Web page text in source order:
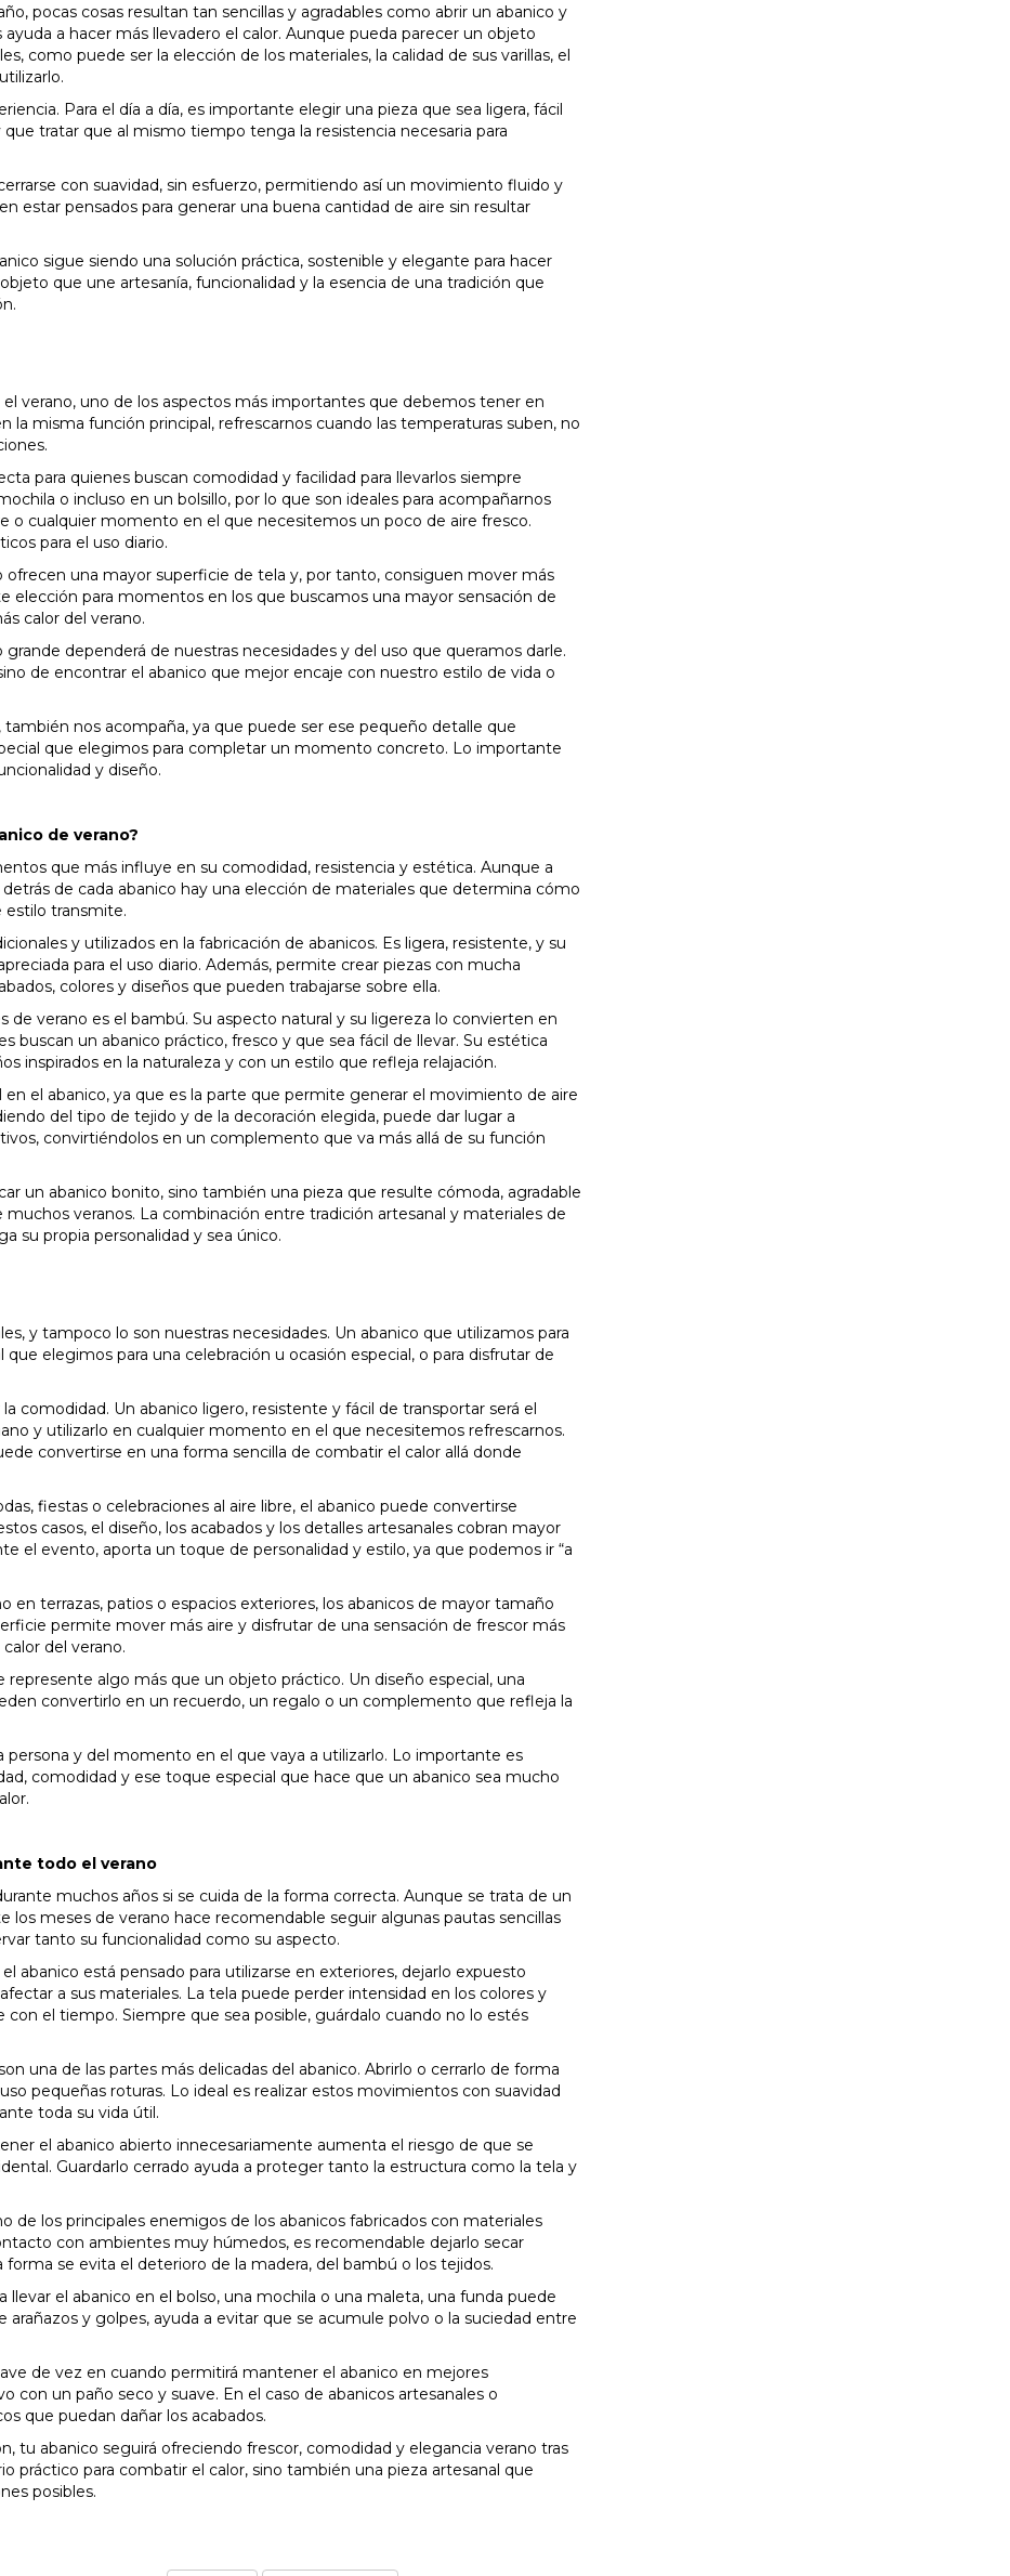
pocas cosas resultan tan sencillas y agradables como abrir un abanico y
a hacer más llevadero el calor. Aunque pueda parecer un objeto
como puede ser la elección de los materiales, la calidad de sus varillas, el
Para el día a día, es importante elegir una pieza que sea ligera, fácil
tratar que al mismo tiempo tenga la resistencia necesaria para
con suavidad, sin esfuerzo, permitiendo así un movimiento fluido y
estar pensados para generar una buena cantidad de aire sin resultar
sigue siendo una solución práctica, sostenible y elegante para hacer
que une artesanía, funcionalidad y la esencia de una tradición que
verano, uno de los aspectos más importantes que debemos tener en
misma función principal, refrescarnos cuando las temperaturas suben, no
para quienes buscan comodidad y facilidad para llevarlos siempre
o incluso en un bolsillo, por lo que son ideales para acompañarnos
o cualquier momento en el que necesitemos un poco de aire fresco.
para el uso diario.
una mayor superficie de tela y, por tanto, consiguen mover más
elección para momentos en los que buscamos una mayor sensación de
calor del verano.
dependerá de nuestras necesidades y del uso que queramos darle.
de encontrar el abanico que mejor encaje con nuestro estilo de vida o
nos acompaña, ya que puede ser ese pequeño detalle que
que elegimos para completar un momento concreto. Lo importante
y diseño.
de verano?
que más influye en su comodidad, resistencia y estética. Aunque a
de cada abanico hay una elección de materiales que determina cómo
estilo transmite.
y utilizados en la fabricación de abanicos. Es ligera, resistente, y su
para el uso diario. Además, permite crear piezas con mucha
colores y diseños que pueden trabajarse sobre ella.
verano es el bambú. Su aspecto natural y su ligereza lo convierten en
buscan un abanico práctico, fresco y que sea fácil de llevar. Su estética
inspirados en la naturaleza y con un estilo que refleja relajación.
el abanico, ya que es la parte que permite generar el movimiento de aire
del tipo de tejido y de la decoración elegida, puede dar lugar a
convirtiéndolos en un complemento que va más allá de su función
un abanico bonito, sino también una pieza que resulte cómoda, agradable
veranos. La combinación entre tradición artesanal y materiales de
su propia personalidad y sea único.
y tampoco lo son nuestras necesidades. Un abanico que utilizamos para
elegimos para una celebración u ocasión especial, o para disfrutar de
comodidad. Un abanico ligero, resistente y fácil de transportar será el
y utilizarlo en cualquier momento en el que necesitemos refrescarnos.
convertirse en una forma sencilla de combatir el calor allá donde
fiestas o celebraciones al aire libre, el abanico puede convertirse
casos, el diseño, los acabados y los detalles artesanales cobran mayor
el evento, aporta un toque de personalidad y estilo, ya que podemos ir “a
en terrazas, patios o espacios exteriores, los abanicos de mayor tamaño
permite mover más aire y disfrutar de una sensación de frescor más
del verano.
algo más que un objeto práctico. Un diseño especial, una
convertirlo en un recuerdo, un regalo o un complemento que refleja la
persona y del momento en el que vaya a utilizarlo. Lo importante es
comodidad y ese toque especial que hace que un abanico sea mucho
todo el verano
muchos años si se cuida de la forma correcta. Aunque se trata de un
los meses de verano hace recomendable seguir algunas pautas sencillas
tanto su funcionalidad como su aspecto.
abanico está pensado para utilizarse en exteriores, dejarlo expuesto
a sus materiales. La tela puede perder intensidad en los colores y
con el tiempo. Siempre que sea posible, guárdalo cuando no lo estés
una de las partes más delicadas del abanico. Abrirlo o cerrarlo de forma
pequeñas roturas. Lo ideal es realizar estos movimientos con suavidad
toda su vida útil.
el abanico abierto innecesariamente aumenta el riesgo de que se
Guardarlo cerrado ayuda a proteger tanto la estructura como la tela y
de los principales enemigos de los abanicos fabricados con materiales
con ambientes muy húmedos, es recomendable dejarlo secar
se evita el deterioro de la madera, del bambú o los tejidos.
llevar el abanico en el bolso, una mochila o una maleta, una funda puede
y golpes, ayuda a evitar que se acumule polvo o la suciedad entre
de vez en cuando permitirá mantener el abanico en mejores
con un paño seco y suave. En el caso de abanicos artesanales o
que puedan dañar los acabados.
tu abanico seguirá ofreciendo frescor, comodidad y elegancia verano tras
práctico para combatir el calor, sino también una pieza artesanal que
posibles.